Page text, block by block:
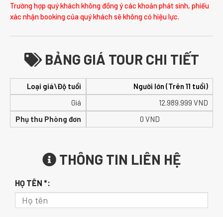
Trường hợp quý khách không đồng ý các khoản phát sinh, phiếu
xác nhận booking của quý khách sẽ không có hiệu lực.
BẢNG GIÁ TOUR CHI TIẾT
Loại giá\Độ tuổi
Người lớn (Trên 11 tuổi)
Giá
12.989.999 VND
Phụ thu Phòng đơn
0 VND
THÔNG TIN LIÊN HỆ
HỌ TÊN *: